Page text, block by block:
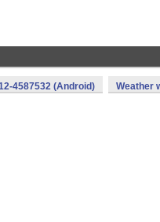
4587532 (Android) Weather